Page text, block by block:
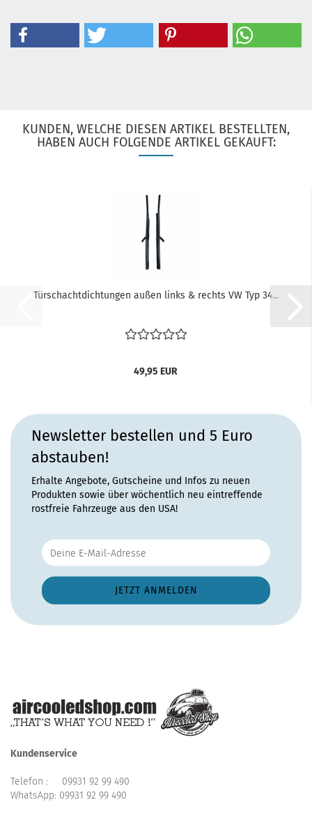
KUNDEN, WELCHE DIESEN ARTIKEL BESTELLTEN,
HABEN AUCH FOLGENDE ARTIKEL GEKAUFT:
Türschachtdichtungen außen links & rechts VW Typ 34...
49,95 EUR
Newsletter bestellen und 5 Euro
abstauben!
Erhalte Angebote, Gutscheine und Infos zu neuen
Produkten sowie über wöchentlich neu eintreffende
rostfreie Fahrzeuge aus den USA!
Kundenservice
Telefon : 09931 92 99 490
WhatsApp: 09931 92 99 490